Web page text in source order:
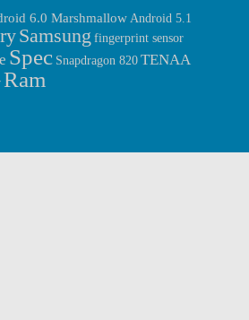
เคลื่อนใหวของ Galaxy Note รุ่นใหม่ของทาง
Samsung Galaxy Note 7 ล่าสุดนี้นั้นได้มีข่าวออกมาว่า
ะเปิดตัว Galaxy Note 7 รุ่นใหม่นี้ออกมาประมาณต้น
รือประมาณวันที่ 2 […]
6.0 Marshmallow Android 5.1
Samsung fingerprint sensor
Spec Snapdragon 820 TENAA
Ram